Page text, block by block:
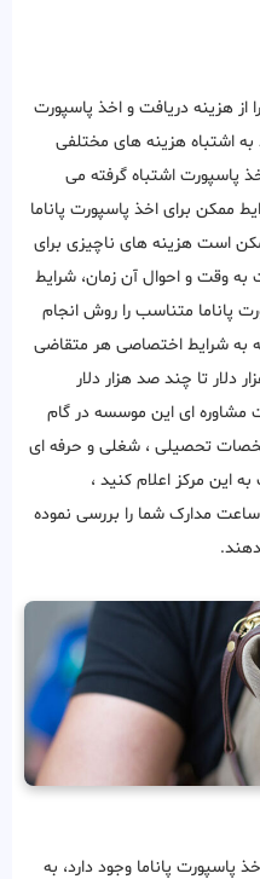
از هزینه دریافت و اخذ پاسپورت
به اشتباه هزینه های مختلفی
پاسپورت اشتباه گرفته می
ممکن برای اخذ پاسپورت پاناما
است هزینه های ناچیزی برای
وقت و احوال آن زمان، شرایط
پاناما متناسب را روش انجام
به شرایط اختصاصی هر متقاضی
تا چند صد هزار دلار
مشاوره ای این موسسه در گام
تحصیلی ، شغلی و حرفه ای
این مرکز اعلام کنید ،
کارشنایان ثبتا ظرف مدت کمتر از 48 ساعت مدارک شما را بررسی نموده
پاسپورت پاناما وجود دارد، به